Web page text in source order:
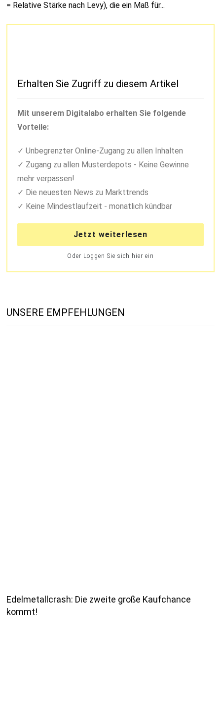
= Relative Stärke nach Levy), die ein Maß für...
Erhalten Sie Zugriff zu diesem Artikel
Mit unserem Digitalabo erhalten Sie folgende
Vorteile:
Unbegrenzter Online-Zugang zu allen Inhalten
Zugang zu allen Musterdepots - Keine Gewinne
mehr verpassen!
Die neuesten News zu Markttrends
Keine Mindestlaufzeit - monatlich kündbar
Jetzt weiterlesen
Oder Loggen Sie sich hier ein
UNSERE EMPFEHLUNGEN
Edelmetallcrash: Die zweite große Kaufchance
kommt!